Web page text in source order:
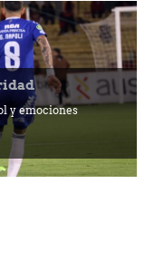
y emociones